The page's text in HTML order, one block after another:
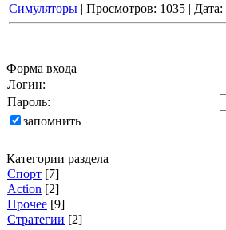
Cимуляторы | Просмотров: 1035 | Дата:
Форма входа
Логин:
Пароль:
запомнить
Категории раздела
Спорт [7]
Action [2]
Прочее [9]
Стратегии [2]